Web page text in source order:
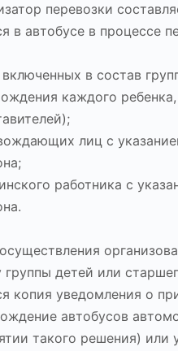
перевозки
в автобусе в процессе
в состав
каждого
лиц с
работника с
группы детей или
копия уведомления о
автобусов
такого решения) или